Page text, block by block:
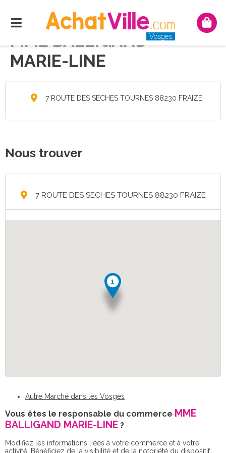
Menu
Vosges
Mon
MME BALLIGAND
MARIE-LINE
7 ROUTE DES SECHES TOURNES 88230 FRAIZE
Nous trouver
7 ROUTE DES SECHES TOURNES 88230 FRAIZE
Autre Marché dans les Vosges
Vous êtes le responsable du commerce MME
BALLIGAND MARIE-LINE ?
Modifiez les informations liées à votre commerce et à votre
activité. Bénéficiez de la visibilité et de la notoriété du dispositif